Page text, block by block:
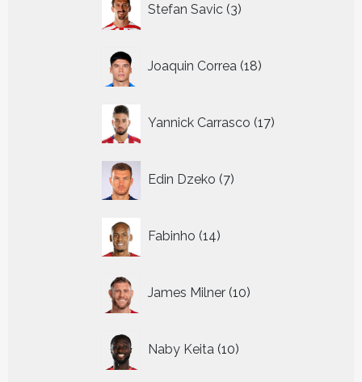
Stefan Savic 3
producten
Joaquin Correa 18
producten
Yannick Carrasco 17
producten
Edin Dzeko 7
producten
Fabinho 14
producten
James Milner 10
producten
Naby Keita 10
producten